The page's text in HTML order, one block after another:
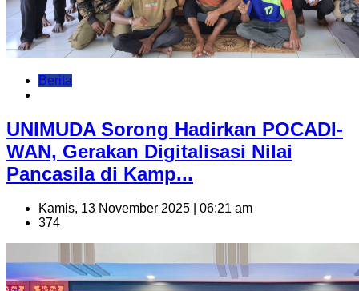
Berita
UNIMUDA Sorong Hadirkan POCADI-
WAN, Gerakan Digitalisasi Nilai
Pancasila di Kamp...
Kamis, 13 November 2025 | 06:21 am
374